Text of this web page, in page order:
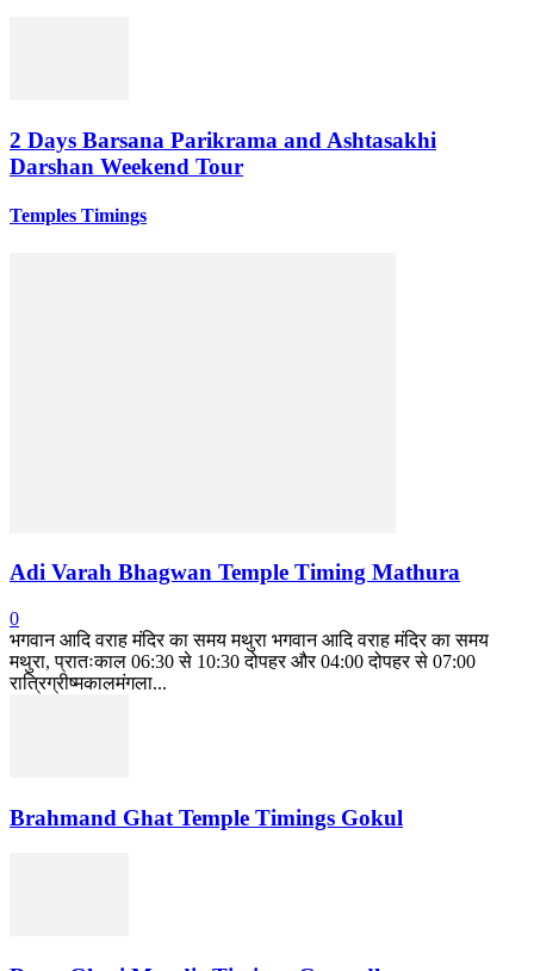
2 Days Barsana Parikrama and Ashtasakhi
Darshan Weekend Tour
Temples Timings
Adi Varah Bhagwan Temple Timing Mathura
0
भगवान आदि वराह मंदिर का समय मथुरा भगवान आदि वराह मंदिर का समय
मथुरा, प्रातःकाल 06:30 से 10:30 दोपहर और 04:00 दोपहर से 07:00
रात्रिग्रीष्मकालमंगला...
Brahmand Ghat Temple Timings Gokul